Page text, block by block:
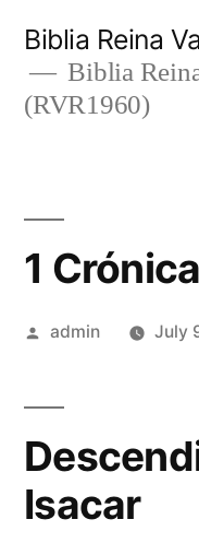
content
Biblia Reina
Biblia
(RVR1960)
1
Posted
admin July
Isacar